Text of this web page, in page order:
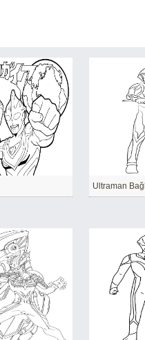
Ultraman